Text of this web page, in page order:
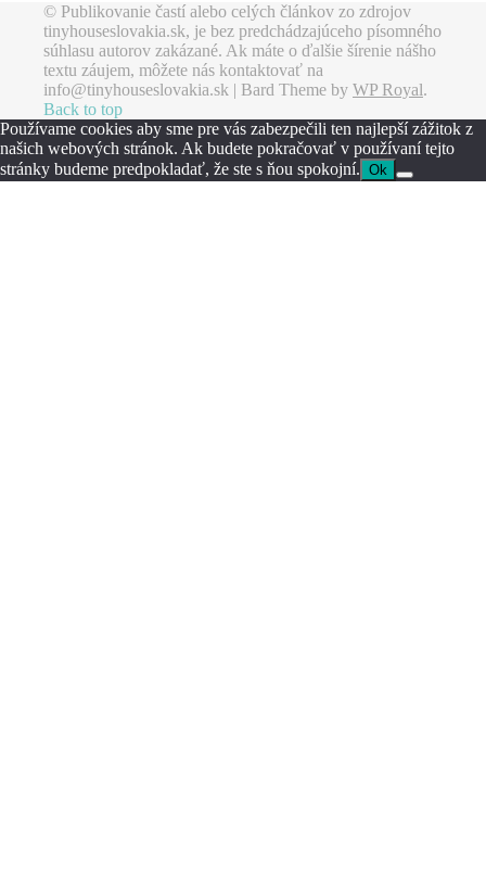
© Publikovanie častí alebo celých článkov zo zdrojov
tinyhouseslovakia.sk, je bez predchádzajúceho písomného
súhlasu autorov zakázané. Ak máte o ďalšie šírenie nášho
textu záujem, môžete nás kontaktovať na
info@tinyhouseslovakia.sk | Bard Theme by WP Royal.
Back to top
Používame cookies aby sme pre vás zabezpečili ten najlepší zážitok z
našich webových stránok. Ak budete pokračovať v používaní tejto
stránky budeme predpokladať, že ste s ňou spokojní. Ok